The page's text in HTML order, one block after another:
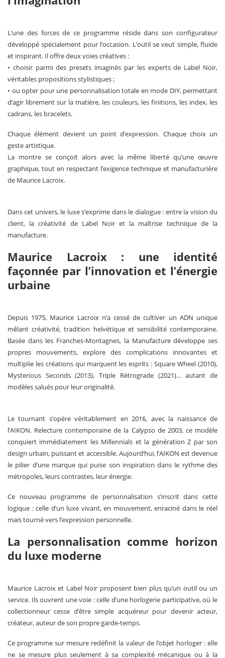
L’une des forces de ce programme réside dans son configurateur
développé spécialement pour l’occasion. L’outil se veut simple, fluide
et inspirant. Il offre deux voies créatives :
• choisir parmi des presets imaginés par les experts de Label Noir,
véritables propositions stylistiques ;
• ou opter pour une personnalisation totale en mode DIY, permettant
d’agir librement sur la matière, les couleurs, les finitions, les index, les
cadrans, les bracelets.
Chaque élément devient un point d’expression. Chaque choix un
geste artistique.
La montre se conçoit alors avec la même liberté qu’une œuvre
graphique, tout en respectant l’exigence technique et manufacturière
de Maurice Lacroix.
Dans cet univers, le luxe s’exprime dans le dialogue : entre la vision du
client, la créativité de Label Noir et la maîtrise technique de la
manufacture.
Maurice Lacroix : une identité
façonnée par l’innovation et l’énergie
urbaine
Depuis 1975, Maurice Lacroix n’a cessé de cultiver un ADN unique
mêlant créativité, tradition helvétique et sensibilité contemporaine.
Basée dans les Franches-Montagnes, la Manufacture développe ses
propres mouvements, explore des complications innovantes et
multiplie les créations qui marquent les esprits : Square Wheel (2010),
Mysterious Seconds (2013), Triple Rétrograde (2021)… autant de
modèles salués pour leur originalité.
Le tournant s’opère véritablement en 2016, avec la naissance de
l’AIKON. Relecture contemporaine de la Calypso de 2003, ce modèle
conquiert immédiatement les Millennials et la génération Z par son
design urbain, puissant et accessible. Aujourd’hui, l’AIKON est devenue
le pilier d’une marque qui puise son inspiration dans le rythme des
métropoles, leurs contrastes, leur énergie.
Ce nouveau programme de personnalisation s’inscrit dans cette
logique : celle d’un luxe vivant, en mouvement, enraciné dans le réel
mais tourné vers l’expression personnelle.
La personnalisation comme horizon
du luxe moderne
Maurice Lacroix et Label Noir proposent bien plus qu’un outil ou un
service. Ils ouvrent une voie : celle d’une horlogerie participative, où le
collectionneur cesse d’être simple acquéreur pour devenir acteur,
créateur, auteur de son propre garde-temps.
Ce programme sur mesure redéfinit la valeur de l’objet horloger : elle
ne se mesure plus seulement à sa complexité mécanique ou à la